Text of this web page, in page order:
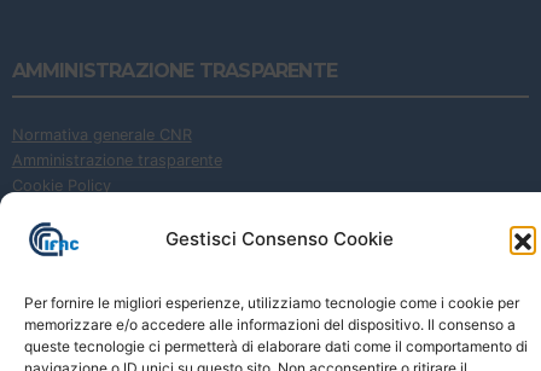
Gestisci Consenso Cookie
Per fornire le migliori esperienze, utilizziamo tecnologie come i cookie per
memorizzare e/o accedere alle informazioni del dispositivo. Il consenso a
queste tecnologie ci permetterà di elaborare dati come il comportamento di
AMMINISTRAZIONE TRASPARENTE
Normativa generale CNR
Amministrazione trasparente
Cookie Policy